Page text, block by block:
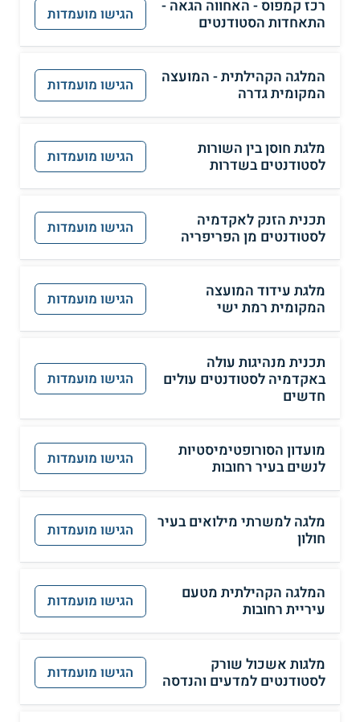
רכז קמפוס - האחווה הגאה -
התאחדות הסטודנטים
הגישו מועמדות
המלגה הקהילתית - המועצה
המקומית גדרה
הגישו מועמדות
מלגת חוסן בין השורות
לסטודנטים בשדרות
הגישו מועמדות
תכנית הזנק לאקדמיה
לסטודנטים מן הפריפריה
הגישו מועמדות
מלגת עידוד המועצה
המקומית רמת ישי
הגישו מועמדות
תכנית מנהיגות עולה
באקדמיה לסטודנטים עולים
חדשים
הגישו מועמדות
מועדון הסורופטימיסטיות
לנשים בעיר רחובות
הגישו מועמדות
מלגה למשרתי מילואים בעיר
חולון
הגישו מועמדות
המלגה הקהילתית מטעם
עיריית רחובות
הגישו מועמדות
מלגות אשכול שורק
לסטודנטים למדעים והנדסה
הגישו מועמדות